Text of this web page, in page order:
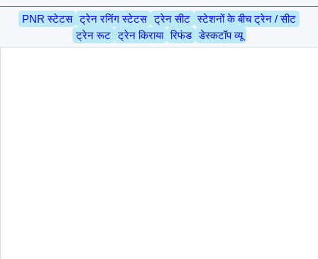
PNR स्टेटस ट्रेन रनिंग स्टेटस ट्रेन सीट स्टेशनों के बीच ट्रेन / सीट
ट्रेन रूट ट्रेन किराया रिफंड डेस्कटॉप व्यू